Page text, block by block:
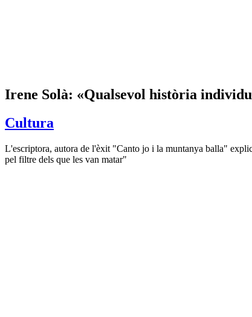
Irene Solà: «Qualsevol història
Cultura
L'escriptora, autora de l'èxit "Canto jo i la muntanya balla"
pel filtre dels que les van matar"